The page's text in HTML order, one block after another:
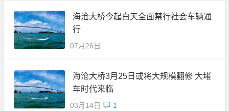
海沧大桥今起白天全面禁行社会车辆通
行
07月26日
海沧大桥3月25日或将大规模翻修 大堵
车时代来临
03月14日 1